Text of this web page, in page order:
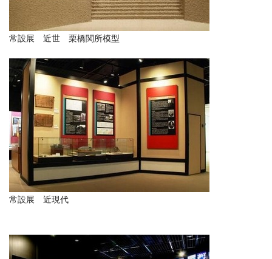
常設展 近世 栗橋関所模型
常設展 近現代